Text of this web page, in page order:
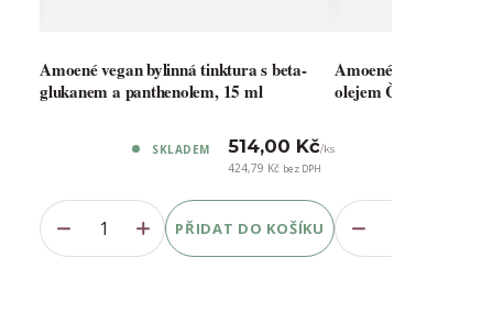
Amoené vegan bylinná tinktura s beta-
glukanem a panthenolem, 15 ml
514,00 Kč/ks
424,79 Kč bez DPH
SKLADEM
PŘIDAT DO KOŠÍKU
Amoené Amolinka
olejem Černý hrozen